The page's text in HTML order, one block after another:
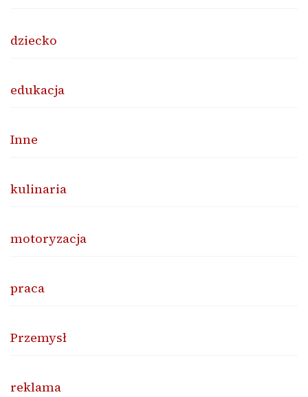
dziecko
edukacja
Inne
kulinaria
motoryzacja
praca
Przemysł
reklama